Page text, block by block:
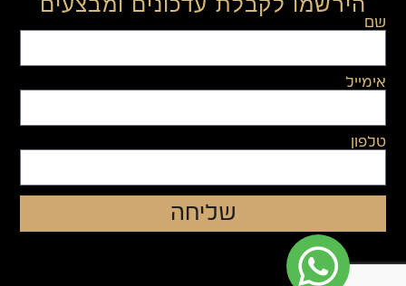
שם
אימייל
טלפון
שליחה